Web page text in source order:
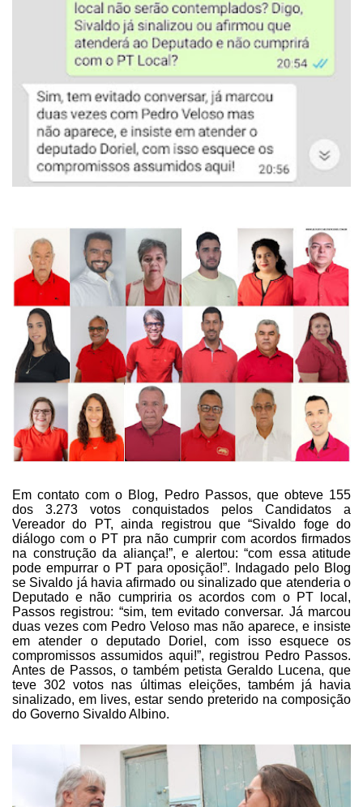
Em contato com o Blog, PedroPassos, que obteve 155
dos 3.273 votos conquistados pelos Candidatos a
Vereador do PT, ainda registrou que “Sivaldo foge do
diálogo com o PT pra não cumprir com acordos firmados
na construção da aliança!”, e alertou: “com essa atitude
pode empurrar o PT para oposição!”. Indagado pelo Blog
se Sivaldo já havia afirmado ou sinalizado que atenderia o
Deputado e não cumpriria os acordos com o PT local,
Passos registrou: “sim, tem evitado conversar. Já marcou
duas vezes com Pedro Veloso mas não aparece, e insiste
em atender o deputado Doriel, com issoesquece os
compromissos assumidos aqui!”, registrou Pedro Passos.
Antes de Passos, o também petista Geraldo Lucena, que
teve 302 votos nas últimas eleições, tambémjá havia
sinalizado, em lives, estar sendo preterido na composição
do Governo Sivaldo Albino.